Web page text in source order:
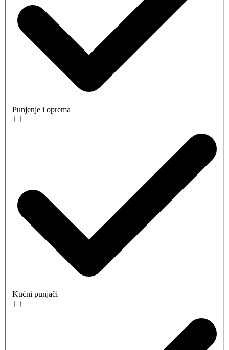
Punjenje i oprema
Kućni punjači